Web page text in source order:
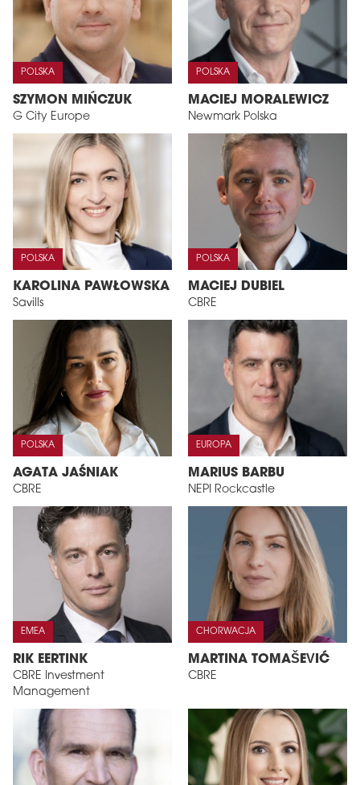
POLSKA
SZYMON MIŃCZUK
G City Europe
POLSKA
MACIEJ MORALEWICZ
Newmark Polska
POLSKA
KAROLINA PAWŁOWSKA
Savills
POLSKA
MACIEJ DUBIEL
CBRE
POLSKA
AGATA JAŚNIAK
CBRE
EUROPA
MARIUS BARBU
NEPI Rockcastle
EMEA
RIK EERTINK
CBRE Investment
Management
CHORWACJA
MARTINA TOMAŠEVIĆ
CBRE